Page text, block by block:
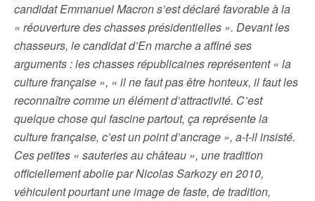
candidat Emmanuel Macron s’est déclaré favorable à la
« réouverture des chasses présidentielles ». Devant les
chasseurs, le candidat d’En marche a affiné ses
arguments : les chasses républicaines représentent « la
culture française », « il ne faut pas être honteux, il faut les
reconnaître comme un élément d’attractivité. C’est
quelque chose qui fascine partout, ça représente la
culture française, c’est un point d’ancrage », a-t-il insisté.
Ces petites « sauteries au château », une tradition
officiellement abolie par Nicolas Sarkozy en 2010,
véhiculent pourtant une image de faste, de tradition,